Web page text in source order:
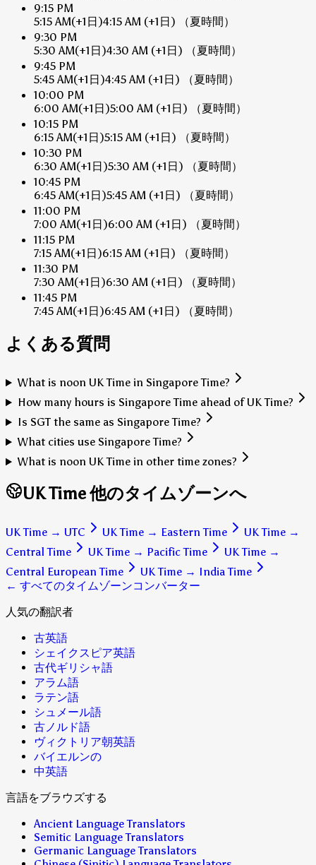
9:15 PM
5:15 AM(+1日)4:15 AM (+1日)
（夏時間）
9:30 PM
5:30 AM(+1日)4:30 AM (+1日)
（夏時間）
9:45 PM
5:45 AM(+1日)4:45 AM (+1日)
（夏時間）
10:00 PM
6:00 AM(+1日)5:00 AM (+1日)
（夏時間）
10:15 PM
6:15 AM(+1日)5:15 AM (+1日)
（夏時間）
10:30 PM
6:30 AM(+1日)5:30 AM (+1日)
（夏時間）
10:45 PM
6:45 AM(+1日)5:45 AM (+1日)
（夏時間）
11:00 PM
7:00 AM(+1日)6:00 AM (+1日)
（夏時間）
11:15 PM
7:15 AM(+1日)6:15 AM (+1日)
（夏時間）
11:30 PM
7:30 AM(+1日)6:30 AM (+1日)
（夏時間）
11:45 PM
7:45 AM(+1日)6:45 AM (+1日) （夏時間）
よくある質問
What is noon UK Time in Singapore Time?
How many hours is Singapore Time ahead of UK Time?
Is SGT the same as Singapore Time?
What cities use Singapore Time?
What is noon UK Time in other time zones?
UK Time 他のタイムゾーンへ
UK Time → UTC UK Time → Eastern Time UK Time →
Central Time
UK Time → Pacific Time UK Time →
Central European Time
UK Time → India Time
← すべてのタイムゾーンコンバーター
人気の翻訳者
古英語
シェイクスピア英語
古代ギリシャ語
アラム語
ラテン語
シュメール語
古ノルド語
ヴィクトリア朝英語
バイエルンの
中英語
言語をブラウズする
Ancient Language Translators
Semitic Language Translators
Germanic Language Translators